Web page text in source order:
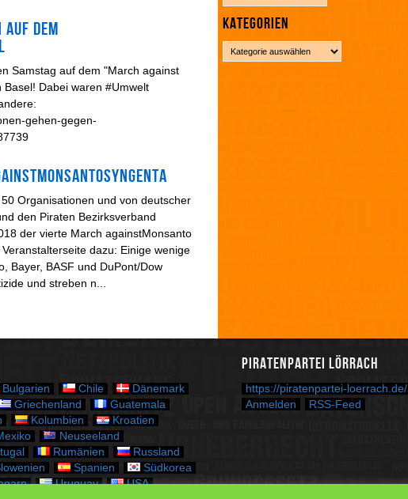
dem
Samstag auf dem "March against
Dabei waren #Umwelt
gehen-gegen-
Organisationen und von deutscher
den Piraten Bezirksverband
der vierte March againstMonsanto
dazu: Einige wenige
Bayer, BASF und DuPont/Dow
und streben n...
r
c
Kategorien
a
Bulgarien Chile
Dänemark
Griechenland
Guatemala
Kolumbien
Kroatien
Neuseeland
Rumänien
Russland
Spanien
Südkorea
Uruguay
USA
Piratenpartei Lörrach
https://piratenpartei-loerrach.de/
Anmelden RSS-Feed